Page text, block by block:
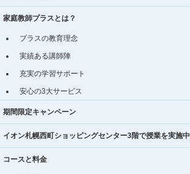
家庭教師プラスとは？
プラスの教育理念
実績ある講師陣
充実の学習サポート
安心の3大サービス
期間限定キャンペーン
イオン札幌西町ショッピングセンター3階で授業を実施中
コースと料金